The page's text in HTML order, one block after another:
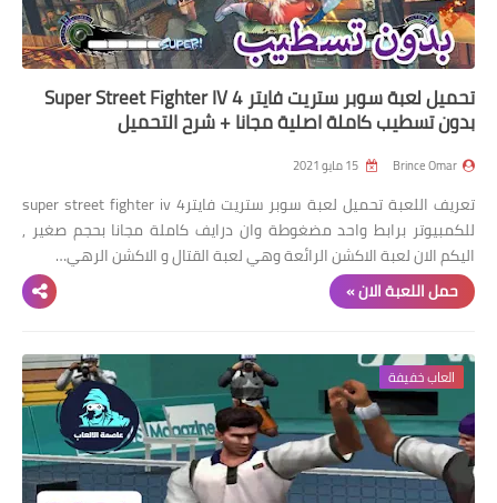
تحميل لعبة سوبر ستريت فايتر 4 Super Street Fighter IV
بدون تسطيب كاملة اصلية مجانا + شرح التحميل
Brince Omar
تعريف اللعبة تحميل لعبة سوبر ستريت فايتر4 super street fighter iv
للكمبيوتر برابط واحد مضغوطة وان درايف كاملة مجانا بحجم صغير ,
اليكم الان لعبة الاكشن الرائعة وهي لعبة القتال و الاكشن الرهي…
حمل اللعبة الان »
العاب خفيفة